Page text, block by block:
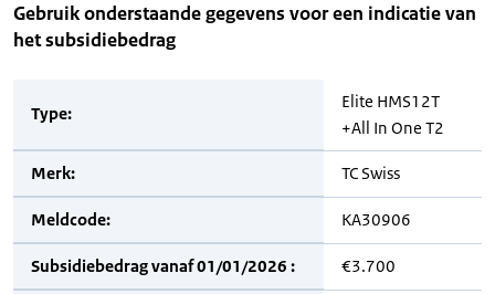
Gebruik onderstaande gegevens voor een indicatie van
het subsidiebedrag
Type:
Elite HMS12T
+All In One T2
Merk: TC Swiss
Meldcode: KA30906
Subsidiebedrag vanaf 01/01/2026 : €3.700